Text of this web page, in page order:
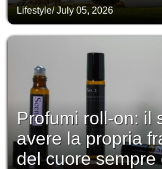
Lifestyle/July 05, 2026
Profumi roll-on: il
avere la propria
del cuore sempre